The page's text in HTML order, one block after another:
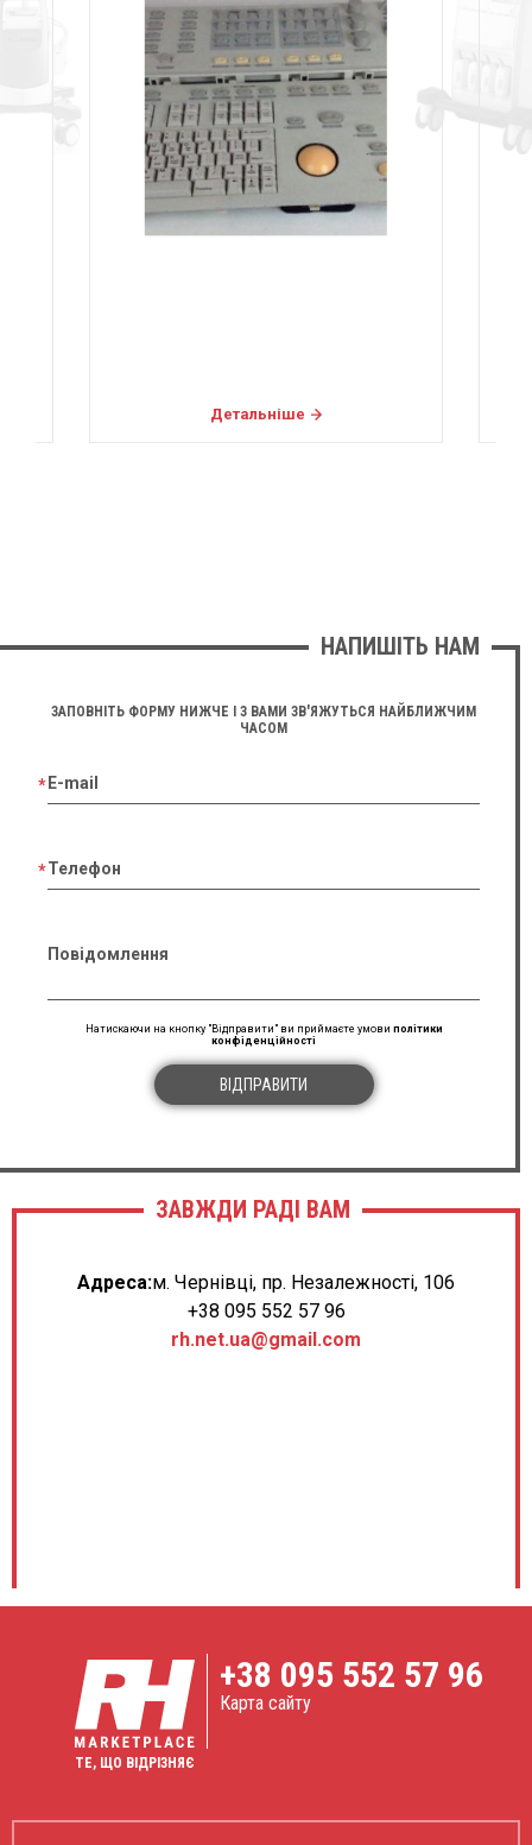
Детальніше
НАПИШІТЬ НАМ
ЗАПОВНІТЬ ФОРМУ НИЖЧЕ І З ВАМИ ЗВ'ЯЖУТЬСЯ НАЙБЛИЖЧИМ
ЧАСОМ
E-mail
Телефон
Повідомлення
Натискаючи на кнопку "Відправити" ви приймаєте умови політики
конфіденційності
ВІДПРАВИТИ
ЗАВЖДИ РАДІ ВАМ
Адреса:м. Чернівці, пр. Незалежності, 106
+38 095 552 57 96
rh.net.ua@gmail.com
ТЕ, ЩО ВІДРІЗНЯЄ
+38 095 552 57 96
Карта сайту